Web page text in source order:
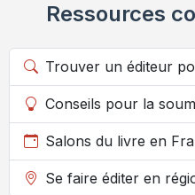
Ressources
Trouver un éditeur
Conseils pour la
Salons du livre en
Se faire éditer en